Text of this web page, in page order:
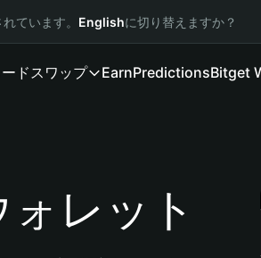
ています。 Englishに切り替えますか？
ドスワップ EarnPredictionsBitget
レット